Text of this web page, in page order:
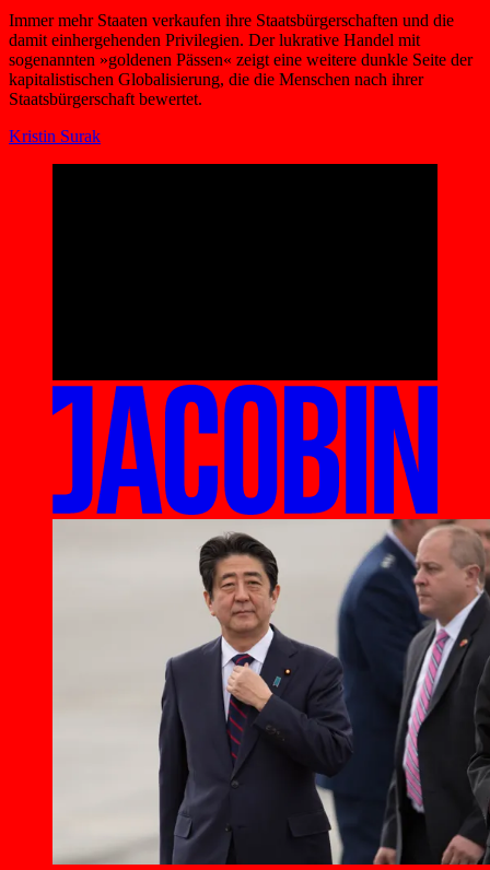
Immer mehr Staaten verkaufen ihre Staatsbürgerschaften und die
damit einhergehenden Privilegien. Der lukrative Handel mit
sogenannten »goldenen Pässen« zeigt eine weitere dunkle Seite der
kapitalistischen Globalisierung, die die Menschen nach ihrer
Staatsbürgerschaft bewertet.
Kristin Surak